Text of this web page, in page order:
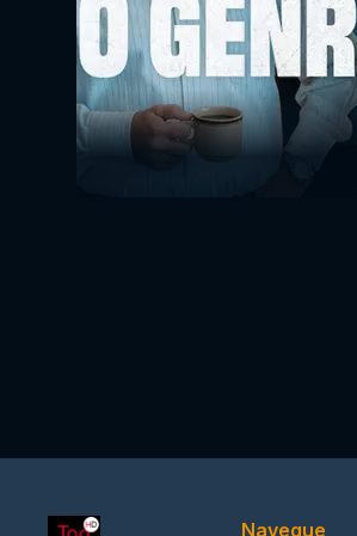
Navegue